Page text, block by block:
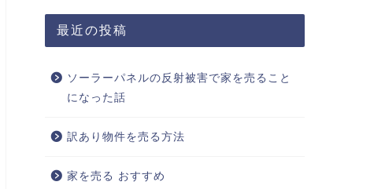
最近の投稿
ソーラーパネルの反射被害で家を売ること
になった話
訳あり物件を売る方法
家を売る おすすめ